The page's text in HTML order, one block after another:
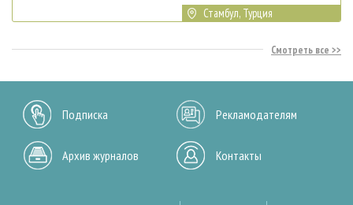
Стамбул, Турция
Смотреть все
Подписка Рекламодателям
Архив журналов Контакты